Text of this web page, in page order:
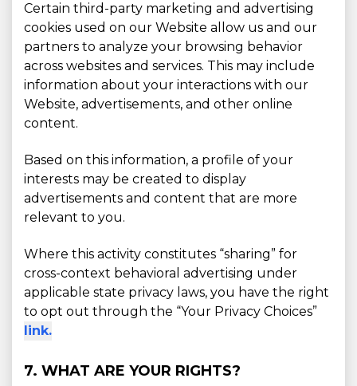
Certain third-party marketing and advertising
cookies used on our Website allow us and our
partners to analyze your browsing behavior
across websites and services. This may include
information about your interactions with our
Website, advertisements, and other online
content.
Based on this information, a profile of your
interests may be created to display
advertisements and content that are more
relevant to you.
Where this activity constitutes “sharing” for
cross-context behavioral advertising under
applicable state privacy laws, you have the right
to opt out through the “Your Privacy Choices”
link.
7. WHAT ARE YOUR RIGHTS?